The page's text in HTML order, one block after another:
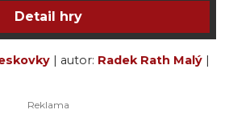
Detail hry
| autor: Radek Rath Malý |